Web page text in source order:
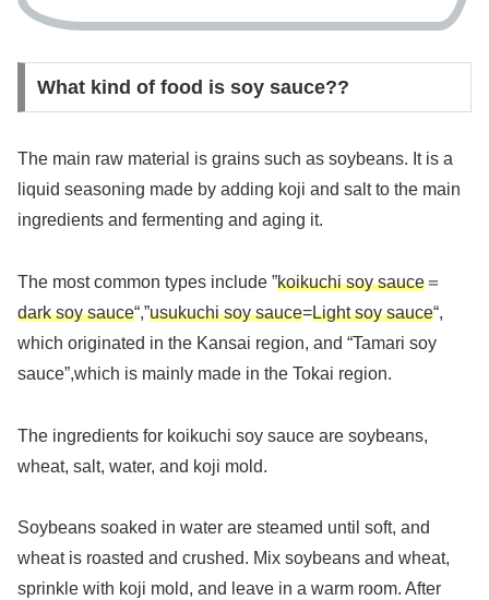
What kind of food is soy sauce??
The main raw material is grains such as soybeans. It is a
liquid seasoning made by adding koji and salt to the main
ingredients and fermenting and aging it.
The most common types include ”koikuchi soy sauce ＝
dark soy sauce“,”usukuchi soy sauce=Light soy sauce“,
which originated in the Kansai region, and “Tamari soy
sauce”,which is mainly made in the Tokai region.
The ingredients for koikuchi soy sauce are soybeans,
wheat, salt, water, and koji mold.
Soybeans soaked in water are steamed until soft, and
wheat is roasted and crushed. Mix soybeans and wheat,
sprinkle with koji mold, and leave in a warm room. After